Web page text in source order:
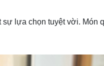
lựa chọn tuyệt vời.